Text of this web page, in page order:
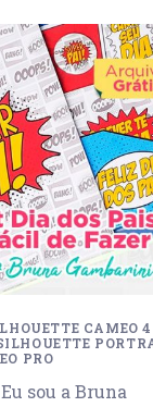
CAMEO 4
PRO
sou a Bruna